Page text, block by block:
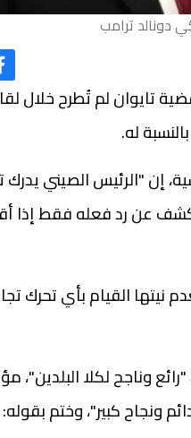
دونالد ترامب
تايوان لم تُطرح خلال
له.
إن "الرئيس الصيني
عن رد فعله فقط إذا
القيام بأي تحرك
وناجح لكلا البلدين"،
كبير"، وختم بقوله: